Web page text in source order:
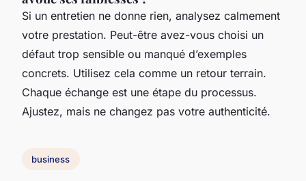
Si un entretien ne donne rien, analysez calmement
votre prestation. Peut-être avez-vous choisi un
défaut trop sensible ou manqué d’exemples
concrets. Utilisez cela comme un retour terrain.
Chaque échange est une étape du processus.
Ajustez, mais ne changez pas votre authenticité.
business